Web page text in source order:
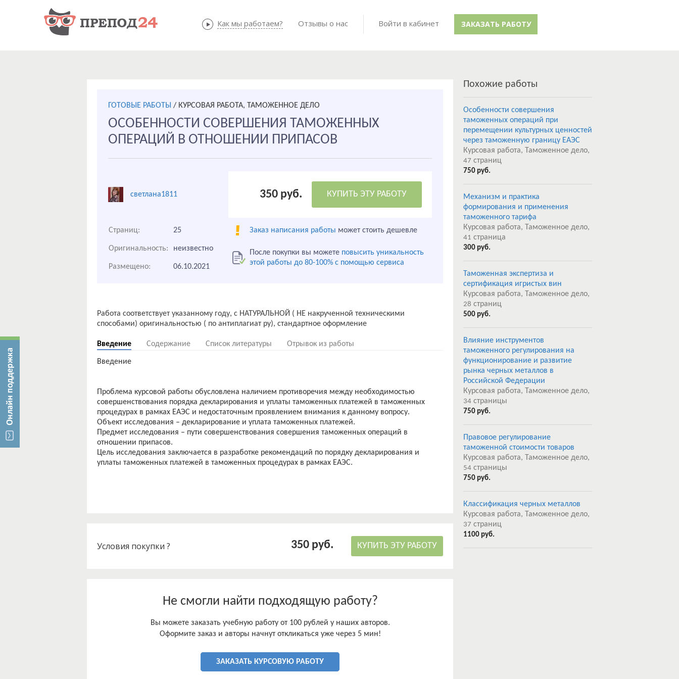
Как мы работаем? Готовые работы
Как мы работаем? Отзывы о нас Войти в кабинет ЗАКАЗАТЬ РАБОТУ
ГОТОВЫЕ РАБОТЫ / КУРСОВАЯ РАБОТА, ТАМОЖЕННОЕ ДЕЛО
ОСОБЕННОСТИ СОВЕРШЕНИЯ ТАМОЖЕННЫХ
ОПЕРАЦИЙ В ОТНОШЕНИИ ПРИПАСОВ
светлана1811 350 руб. КУПИТЬ ЭТУ РАБОТУ
Страниц: 25 Заказ написания работы может стоить дешевле
Оригинальность: неизвестно После покупки вы можете повысить уникальность
этой работы до 80-100% с помощью сервиса
Размещено: 06.10.2021
Работа соответствует указанному году, с НАТУРАЛЬНОЙ ( НЕ накрученной техническими
Введение Содержание Список литературы Отрывок из работы
Введение
Проблема курсовой работы обусловлена наличием противоречия между необходимостью
совершенствования порядка декларирования и уплаты таможенных платежей в таможенных
процедурах в рамках ЕАЭС и недостаточным проявлением внимания к данному вопросу.
Объект исследования – декларирование и уплата таможенных платежей.
Предмет исследования – пути совершенствования совершения таможенных операций в
отношении припасов.
Цель исследования заключается в разработке рекомендаций по порядку декларирования и
уплаты таможенных платежей в таможенных процедурах в рамках ЕАЭС.
Условия покупки ? 350 руб. КУПИТЬ ЭТУ РАБОТУ
Не смогли найти подходящую работу?
Вы можете заказать учебную работу от 100 рублей у наших авторов.
Оформите заказ и авторы начнут откликаться уже через 5 мин!
ЗАКАЗАТЬ КУРСОВУЮ РАБОТУ
Похожие работы
Особенности совершения
таможенных операций при
перемещении культурных ценностей
через таможенную границу ЕАЭС
Курсовая работа, Таможенное дело,
47 страниц
750 руб.
Механизм и практика
формирования и применения
таможенного тарифа
Курсовая работа, Таможенное дело,
41 страница
300 руб.
Таможенная экспертиза и
сертификация игристых вин
Курсовая работа, Таможенное дело,
28 страниц
500 руб.
Влияние инструментов
таможенного регулирования на
функционирование и развитие
рынка черных металлов в
Российской Федерации
Курсовая работа, Таможенное дело,
34 страницы
750 руб.
Правовое регулирование
таможенной стоимости товаров
Курсовая работа, Таможенное дело,
54 страницы
750 руб.
Классификация черных металлов
Курсовая работа, Таможенное дело,
37 страниц
1100 руб.